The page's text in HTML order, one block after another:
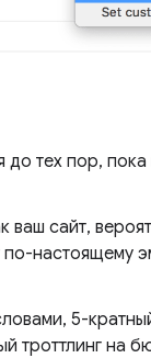
тех пор,
сайт,
настоящему
5-
троттлинг на